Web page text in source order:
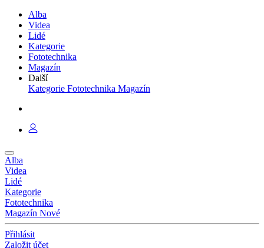
Alba
Videa
Lidé
Kategorie
Fototechnika
Magazín
Další
Kategorie Fototechnika Magazín
Alba
Videa
Lidé
Kategorie
Fototechnika
Magazín Nové
Přihlásit
Založit účet